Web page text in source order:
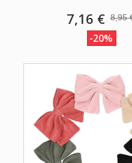
7,16 € 8,95
-20%